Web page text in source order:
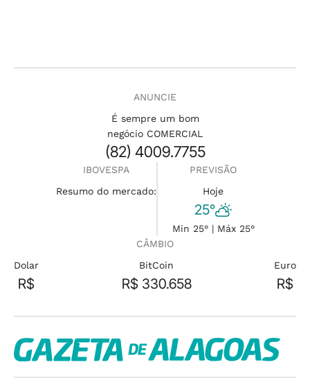
ANUNCIE
É sempre um bom
negócio COMERCIAL
(82) 4009.7755
IBOVESPA
Resumo do mercado:
PREVISÃO
Hoje
25°
Min 25° | Máx 25°
CÂMBIO
Dolar
R$
BitCoin
R$ 330.658
Euro
R$